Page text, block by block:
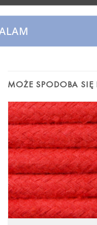
mogą napisać opinię.
MOŻE SPODOBA